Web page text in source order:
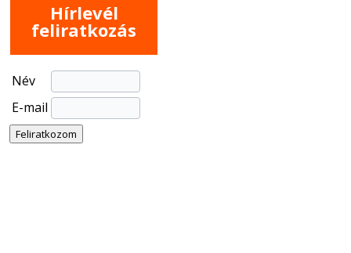
Hírlevél
feliratkozás
Név
E-mail